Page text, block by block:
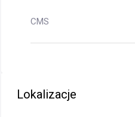
CMS
Lokalizacje